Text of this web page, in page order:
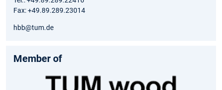
Fax: +49.89.289.23014
hbb@tum.de
Member of